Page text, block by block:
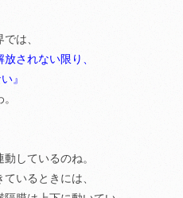
は、
放されない限り、
』
しているのね。
いるときには、